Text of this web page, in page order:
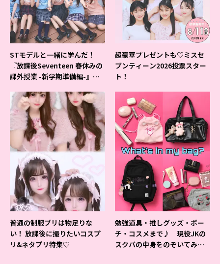
STモデルと一緒に学んだ！
『放課後Seventeen 春休みの
課外授業 -新学期準備編-』イ
超豪華プレゼントも♡ミスセ
ブンティーン2026投票スター
ト！
普通の制服プリは物足りな
い！ 放課後に撮りたいコスプ
リ&ネタプリ特集♡
勉強道具・推しグッズ・ポー
チ・コスメまで♪ 現役JKの
スクバの中身をのぞいてみ